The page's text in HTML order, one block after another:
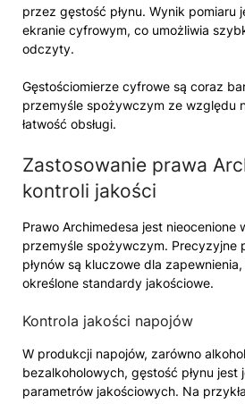
przez gęstość płynu. Wynik pomiaru
ekranie cyfrowym, co umożliwia
odczyty.
Gęstościomierze cyfrowe są coraz
przemyśle spożywczym ze względu
łatwość obsługi.
Zastosowanie prawa
kontroli jakości
Prawo Archimedesa jest nieocenione
przemyśle spożywczym. Precyzyjne
płynów są kluczowe dla
określone standardy jakościowe.
Kontrola jakości napojów
W produkcji napojów, zarówno
bezalkoholowych, gęstość płynu
parametrów jakościowych. Na